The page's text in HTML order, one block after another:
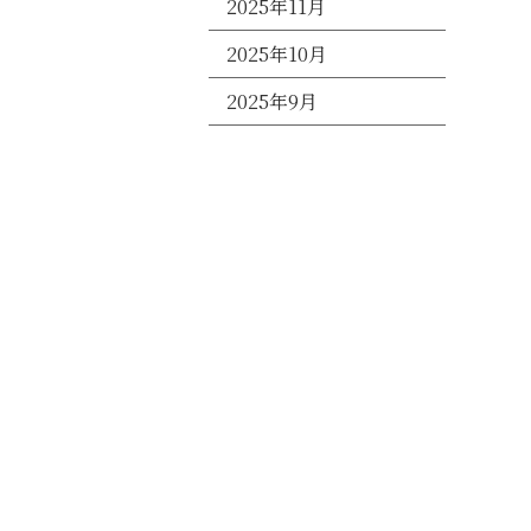
2025年11月
2025年10月
2025年9月